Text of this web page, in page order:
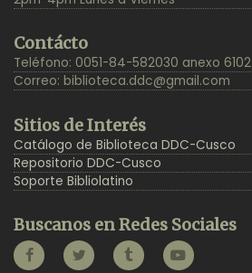
Contácto
Teléfono: 0051-84-582030 anexo 6102
Correo: biblioteca.ddc@gmail.com
Sitios de Interés
Catálogo de Biblioteca DDC-Cusco
Repositorio DDC-Cusco
Soporte Bibliolatino
Buscanos en Redes Sociales